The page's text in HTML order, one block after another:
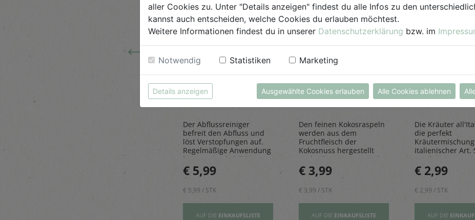
←
Wäldern des malerischen
zum Verfeinern von z.B.
Abflussreiniger
1L
AlmaWin
Der Abflussreiniger
befreit den Abfluss und
löst Verstopfungen auf.
Regelmäßige Anwendung
beugt Geruchsbildung
vor.
€ 5,99
€ 5,99 / STK
AUF DIE EINKAUFSLISTE
Kokosraspeln
250g
Rapunzel Naturkost
Den feinen Kokosraspeln
werden aus dem
Fruchtfleisch der
Kokosnuss hergestellt
und geben einen Hauch
Exotik in köstliche Kuchen
& Kekse
€ 3,99
€ 3,99 / STK
AUF DIE EINKAUFSLISTE
all'Italiana
Sonnentor
Die Kräuter
die perfekt
italienischer Art.
rundet Pizzen,
und Pastagerichte
€ 2,99
€ 2,99 / STK
AUF DIE
aller Cookies zu. Unter "Details anzeigen" findest du alle Infos zu den
kannst auch entscheiden, welche Cookies du erlauben möchtest.
Weitere Informationen findest du in unserer Datenschutzerklärung bzw. im
Notwendig Statistiken Marketing
Details anzeigen Ausgewählte Cookies erlauben Alle Cookies ablehnen